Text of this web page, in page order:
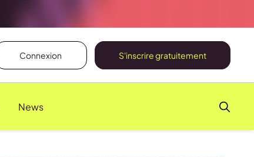
Connexion S'inscrire gratuitement
News